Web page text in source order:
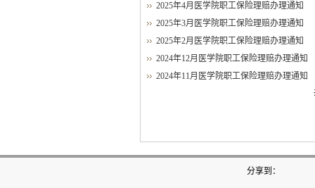
分享到：
2025年4月医学院职工保险理赔办理通知
2025年3月医学院职工保险理赔办理通知
2025年2月医学院职工保险理赔办理通知
2024年12月医学院职工保险理赔办理通知
2024年11月医学院职工保险理赔办理通知